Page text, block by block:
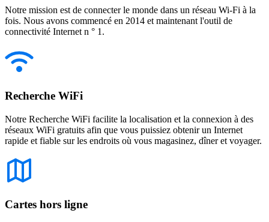
Notre mission est de connecter le monde dans un réseau Wi-Fi à la
fois. Nous avons commencé en 2014 et maintenant l'outil de
connectivité Internet n ° 1.
Recherche WiFi
Notre Recherche WiFi facilite la localisation et la connexion à des
réseaux WiFi gratuits afin que vous puissiez obtenir un Internet
rapide et fiable sur les endroits où vous magasinez, dîner et voyager.
Cartes hors ligne